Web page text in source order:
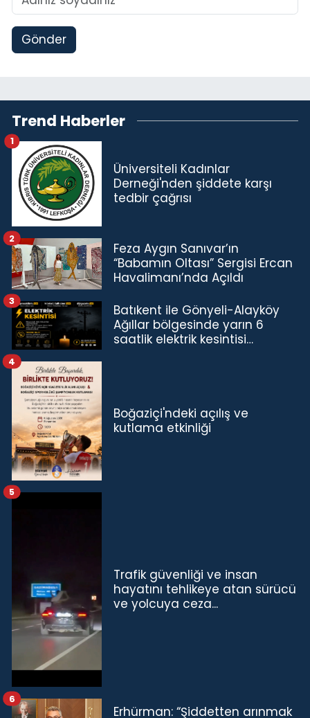
Gönder
Trend Haberler
Üniversiteli Kadınlar
Derneği'nden şiddete karşı
tedbir çağrısı
1
Feza Aygın Sanıvar’ın
“Babamın Oltası” Sergisi Ercan
Havalimanı’nda Açıldı
2
Batıkent ile Gönyeli-Alayköy
Ağıllar bölgesinde yarın 6
saatlik elektrik kesintisi…
3
Boğaziçi'ndeki açılış ve
kutlama etkinliği
4
Trafik güvenliği ve insan
hayatını tehlikeye atan sürücü
ve yolcuya ceza...
5
Erhürman: “Şiddetten arınmak
6